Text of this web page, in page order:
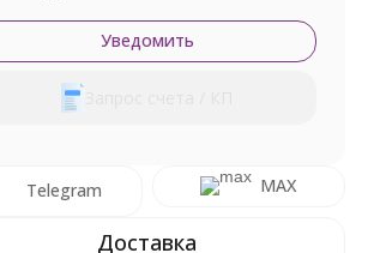
Уведомить
Telegram MAX